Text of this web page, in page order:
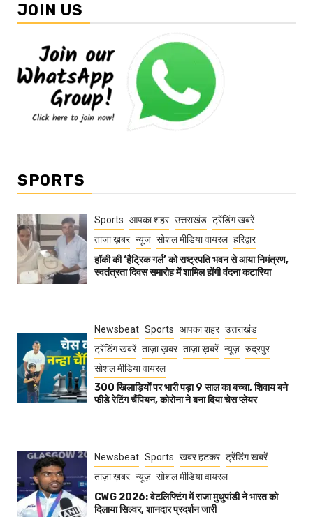
JOIN US
SPORTS
Sports आपका शहर उत्तराखंड ट्रेंडिंग खबरें
ताज़ा ख़बर न्यूज़ सोशल मीडिया वायरल हरिद्वार
हॉकी की ‘हैट्रिक गर्ल’ को राष्ट्रपति भवन से आया निमंत्रण,
स्वतंत्रता दिवस समारोह में शामिल होंगी वंदना कटारिया
Newsbeat Sports आपका शहर उत्तराखंड
ट्रेंडिंग खबरें ताज़ा ख़बर ताज़ा ख़बरें न्यूज़ रुद्रपुर
सोशल मीडिया वायरल
300 खिलाड़ियों पर भारी पड़ा 9 साल का बच्चा, शिवाय बने
फीडे रेटिंग चैंपियन, कोरोना ने बना दिया चेस प्लेयर
Newsbeat Sports खबर हटकर ट्रेंडिंग खबरें
ताज़ा ख़बर न्यूज़ सोशल मीडिया वायरल
CWG 2026: वेटलिफ्टिंग में राजा मुथुपांडी ने भारत को
दिलाया सिल्वर, शानदार प्रदर्शन जारी